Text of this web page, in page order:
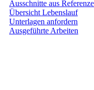
Ausschnitte aus
Übersicht Lebenslauf
Unterlagen anfordern
Ausgeführte Arbeiten